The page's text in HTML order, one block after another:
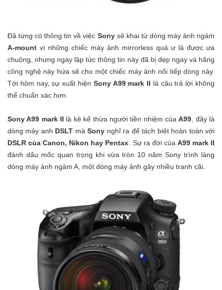
Đã từng có thông tin về việc Sonysẽ khai từ dòng máy ảnh ngàm
A-mount vì những chiếc máy ảnh mirrorless quá ư là được ưa
chuộng, nhưng ngay lập tức thông tin này đã bị dẹp ngay và hãng
công nghệ này hứa sẽ cho một chiếc máy ảnh nối tiếp dòng này.
Tới hôm nay, sự xuất hiện Sony A99 mark II là câu trả lời không
thể chuẩn xác hơn.
Sony A99 mark II là kẻ kế thừa người tiền nhiệm củaA99 , đây là
dòng máy anh DSLT màSony nghĩ ra để tách biệt hoàn toàn với
DSLR của Canon, Nikon hay Pentax . Sự ra đời của A99 mark II
đánh dấu mốc quan trọng khi vừa tròn 10 năm Sony trình làng
dòng máy ảnh ngàm A, một dòng máy ảnh gây nhiều tranh cãi.